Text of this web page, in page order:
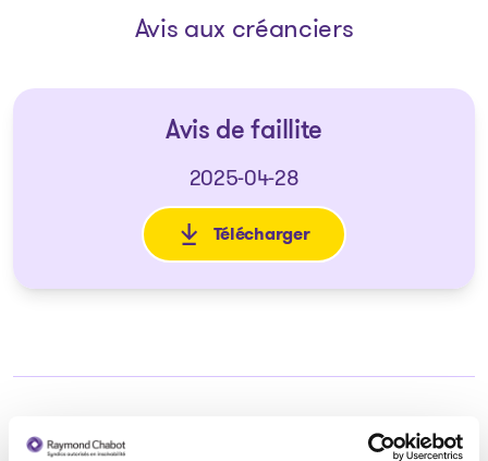
Avis aux créanciers
Avis de faillite
2025-04-28
Télécharger
: Avis de faillite